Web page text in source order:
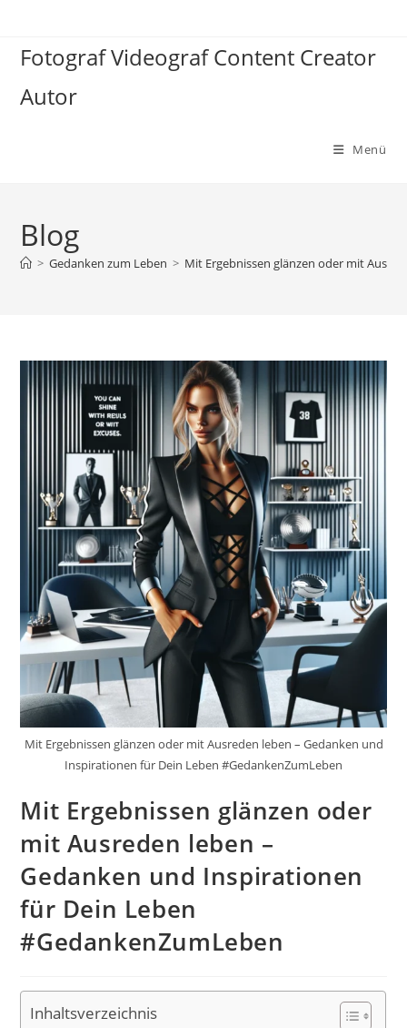
springen
Fotograf Videograf Content Creator
Autor
Menü
Blog
> Gedanken zum Leben > Mit Ergebnissen glänzen oder mit
Mit Ergebnissen glänzen oder mit Ausreden leben – Gedanken und
Inspirationen für Dein Leben #GedankenZumLeben
Mit Ergebnissen glänzen oder
mit Ausreden leben –
Gedanken und Inspirationen
für Dein Leben
#GedankenZumLeben
Inhaltsverzeichnis